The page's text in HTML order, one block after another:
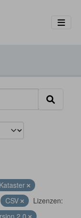
CSV
Lizenzen:
2.0